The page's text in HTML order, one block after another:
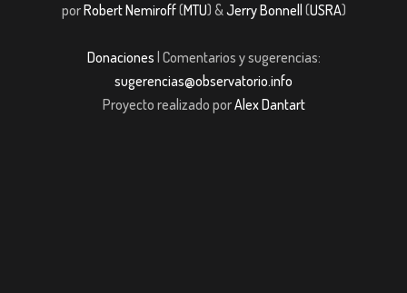
porRobert Nemiroff(MTU) &Jerry Bonnell (USRA)
Donaciones | Comentarios y sugerencias:
sugerencias@observatorio.info
Proyecto realizado porAlex Dantart